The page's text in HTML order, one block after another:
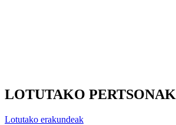
LOTUTAKO PERTSONAK
Lotutako erakundeak